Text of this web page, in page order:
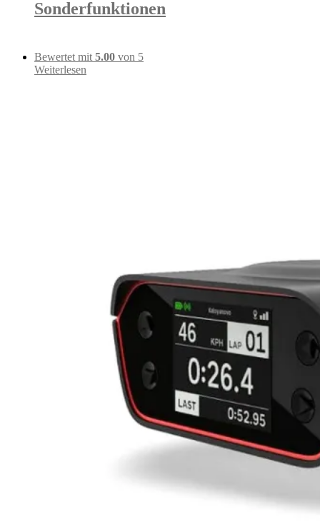
Sonderfunktionen
Bewertet mit 5.00 von 5
Weiterlesen